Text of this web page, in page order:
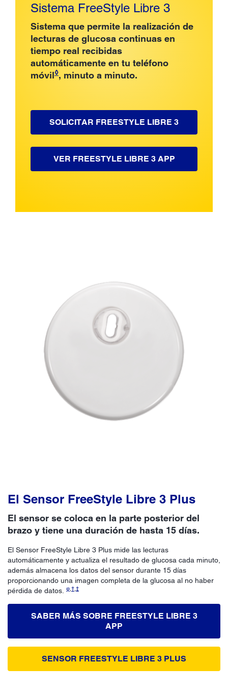
Sistema FreeStyle Libre 3
Sistema que permite la realización de
lecturas de glucosa continuas en
tiempo real recibidas
automáticamente en tu teléfono
móvil◊, minuto a minuto.
SOLICITAR FREESTYLE LIBRE 3
VER FREESTYLE LIBRE 3 APP
El Sensor FreeStyle Libre 3 Plus
El sensor se coloca en la parte posterior del
brazo y tiene una duración de hasta 15 días.
El Sensor FreeStyle Libre 3 Plus mide las lecturas
automáticamente y actualiza el resultado de glucosa cada minuto,
además almacena los datos del sensor durante 15 días
proporcionando una imagen completa de la glucosa al no haber
pérdida de datos. φ † ‡
SABER MÁS SOBRE FREESTYLE LIBRE 3
APP
SENSOR FREESTYLE LIBRE 3 PLUS